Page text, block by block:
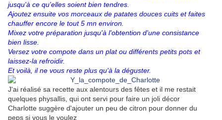
jusqu'à ce qu'elles soient bien tendres.
Ajoutez ensuite vos morceaux de patates douces cuits et faites
chauffer encore le tout 5 mn environ.
Mixez votre préparation jusqu'à l'obtention d'une consistance
bien lisse.
Versez votre compote dans un plat ou différents petits pots et
laissez-la refroidir.
Et voilà, il ne vous reste plus qu'à la déguster.
J'ai réalisé sa recette aux alentours des fêtes et il me restait
quelques physallis, qui ont servi pour faire un joli décor
Charlotte suggère d'ajouter un peu de citron pour donner du
peps si vous le voulez